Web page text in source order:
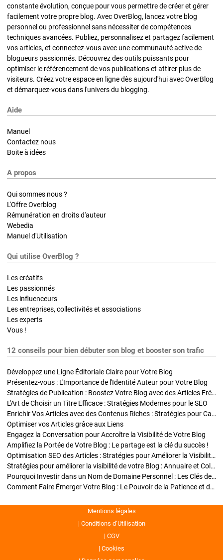
constante évolution, conçue pour vous permettre de créer et gérer
facilement votre propre blog. Avec OverBlog, lancez votre blog
personnel ou professionnel sans nécessiter de compétences
techniques avancées. Publiez, personnalisez et partagez facilement
vos articles, et connectez-vous avec une communauté active de
blogueurs passionnés. Découvrez des outils puissants pour
optimiser le référencement de vos publications et attirer plus de
visiteurs. Créez votre espace en ligne dès aujourd'hui avec OverBlog
et démarquez-vous dans l'univers du blogging.
Aide
Manuel
Contactez nous
Boite à idées
A propos
Qui sommes nous ?
L'Offre Overblog
Rémunération en droits d'auteur
Webedia
Manuel d'Utilisation
Qui utilise OverBlog ?
Les créatifs
Les passionnés
Les influenceurs
Les entreprises, collectivités et associations
Les experts
Vous !
12 conseils pour bien débuter son blog et booster son trafic
Développez une Ligne Éditoriale Claire pour Votre Blog
Présentez-vous : L'Importance de l'Identité Auteur pour Votre Blog
Stratégies de Publication : Boostez Votre Blog avec des Articles Fréquents et Exclusifs
L'Art de Choisir un Titre Efficace : Stratégies Modernes pour le SEO
Enrichir Vos Articles avec des Contenus Riches : Stratégies pour Captiver et Optimiser
Optimiser vos Articles grâce aux Liens
Engagez la Conversation pour Accroître la Visibilité de Votre Blog
Amplifiez la Portée de Votre Blog : Le partage est la clé du succès !
Optimisation SEO des Articles : Stratégies pour Améliorer la Visibilité de Votre Blog
Stratégies pour améliorer la visibilité de votre Blog : Annuaire et Collaborations
Pourquoi Investir dans un Nom de Domaine Personnel : Les Clés de la Réussite de Votre Blog
Comment Faire Émerger Votre Blog : Le Pouvoir de la Patience et de la Persévérance
Mentions légales
Conditions d’Utilisation
CGV
Cookies